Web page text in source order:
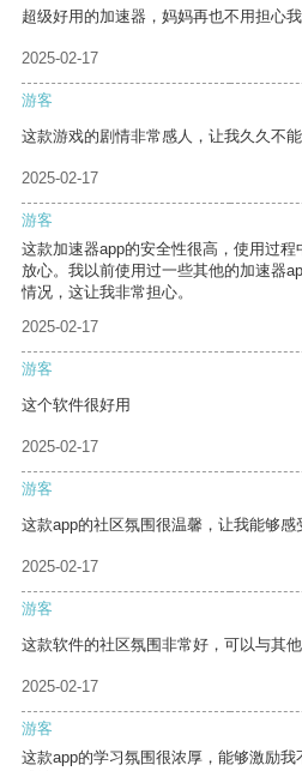
超级好用的加速器，妈妈再也不用担心我
2025-02-17
游客
这款游戏的剧情非常感人，让我久久不能
2025-02-17
游客
这款加速器app的安全性很高，使用过
放心。我以前使用过一些其他的加速器
情况，这让我非常担心。
2025-02-17
游客
这个软件很好用
2025-02-17
游客
这款app的社区氛围很温馨，让我能够感
2025-02-17
游客
这款软件的社区氛围非常好，可以与其他
2025-02-17
游客
这款app的学习氛围很浓厚，能够激励